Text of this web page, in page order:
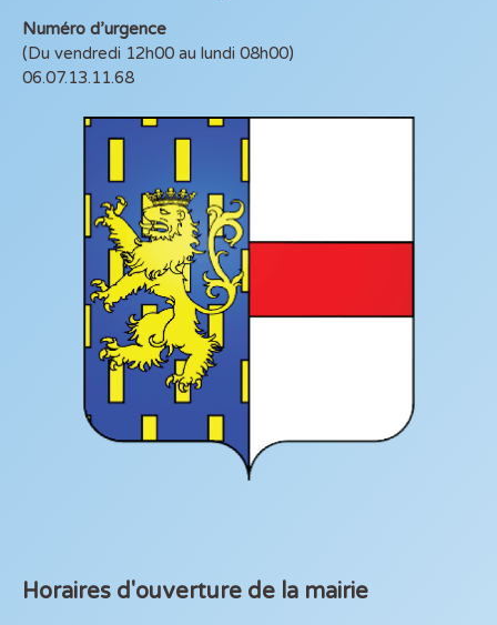
Numéro d’urgence
(Du vendredi 12h00 au lundi 08h00)
06.07.13.11.68
Horaires d'ouverture de la mairie